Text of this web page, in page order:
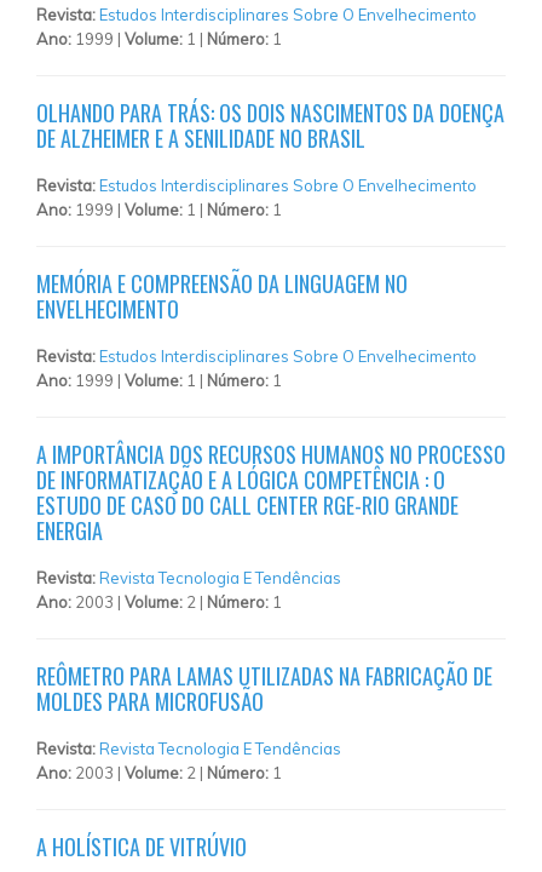
Revista:Estudos Interdisciplinares Sobre O Envelhecimento
Ano: 1999 | Volume: 1 | Número: 1
OLHANDO PARA TRÁS: OS DOIS NASCIMENTOS DA DOENÇA
DE ALZHEIMER E A SENILIDADE NO BRASIL
Revista:Estudos Interdisciplinares Sobre O Envelhecimento
Ano: 1999 | Volume: 1 | Número: 1
MEMÓRIA E COMPREENSÃO DA LINGUAGEM NO
ENVELHECIMENTO
Revista:Estudos Interdisciplinares Sobre O Envelhecimento
Ano: 1999 | Volume: 1 | Número: 1
A IMPORTÂNCIA DOS RECURSOS HUMANOS NO PROCESSO
DE INFORMATIZAÇÃO E A LÓGICA COMPETÊNCIA : O
ESTUDO DE CASO DO CALL CENTER RGE-RIO GRANDE
ENERGIA
Revista:Revista Tecnologia E Tendências
Ano: 2003 | Volume: 2 | Número: 1
REÔMETRO PARA LAMAS UTILIZADAS NA FABRICAÇÃO DE
MOLDES PARA MICROFUSÃO
Revista:Revista Tecnologia E Tendências
Ano: 2003 | Volume: 2 | Número: 1
A HOLÍSTICA DE VITRÚVIO